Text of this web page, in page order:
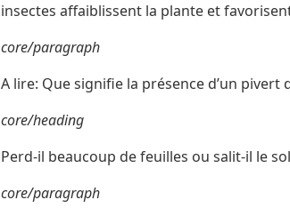
insectes affaiblissent la plante et
core/paragraph
A lire: Que signifie la présence d’un pivert
core/heading
Perd-il beaucoup de feuilles ou salit-il le
core/paragraph